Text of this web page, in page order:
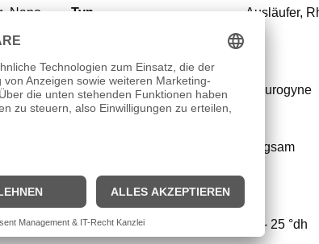
Nano
Typ Ausläufer,
Gattung Staurogyne
langsam
Wasserhärte 10 - 25 °dh